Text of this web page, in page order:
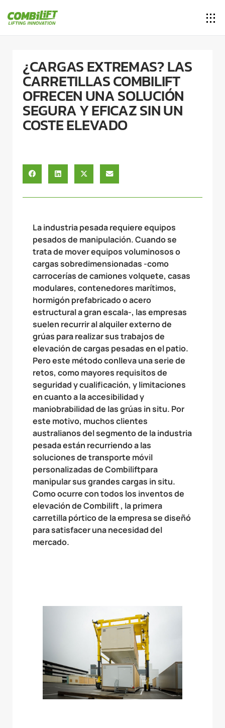
¿CARGAS EXTREMAS? LAS
CARRETILLAS COMBILIFT
OFRECEN UNA SOLUCIÓN
SEGURA Y EFICAZ SIN UN
COSTE ELEVADO
La industria pesada requiere equipos
pesados de manipulación. Cuando se
trata de mover equipos voluminosos o
cargas sobredimensionadas -como
carrocerías de camiones volquete, casas
modulares, contenedores marítimos,
hormigón prefabricado o acero
estructural a gran escala-, las empresas
suelen recurrir al alquiler externo de
grúas para realizar sus trabajos de
elevación de cargas pesadas en el patio.
Pero este método conlleva una serie de
retos, como mayores requisitos de
seguridad y cualificación, y limitaciones
en cuanto a la accesibilidad y
maniobrabilidad de las grúas in situ. Por
este motivo, muchos clientes
australianos del segmento de la industria
pesada están recurriendo a las
soluciones de transporte móvil
personalizadas de Combiliftpara
manipular sus grandes cargas in situ.
Como ocurre con todos los inventos de
elevación de Combilift , la primera
carretilla pórtico de la empresa se diseñó
para satisfacer una necesidad del
mercado.